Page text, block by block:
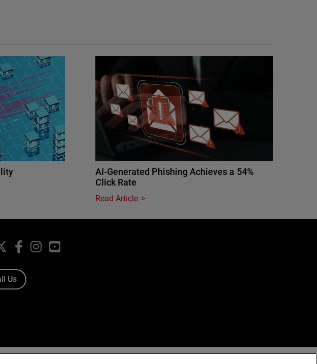
AI-Generated Phishing Achieves a 54%
Click Rate
Read Article
Facebook
InstagramYouTube
Us
Inc. All Rights Reserved.